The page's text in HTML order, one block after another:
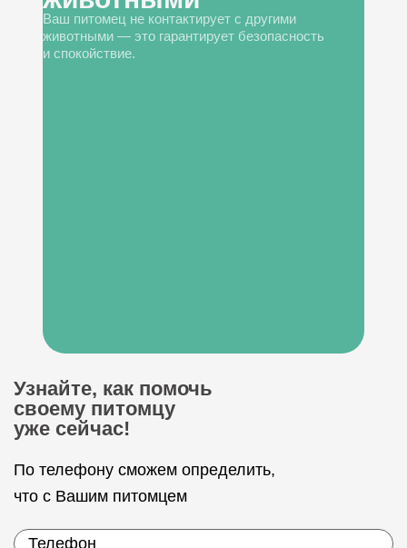
Ваш питомец не контактирует с другими
животными — это гарантирует безопасность
и спокойствие.
Узнайте, как помочь
своему питомцу
уже сейчас!
По телефону сможем определить,
что с Вашим питомцем